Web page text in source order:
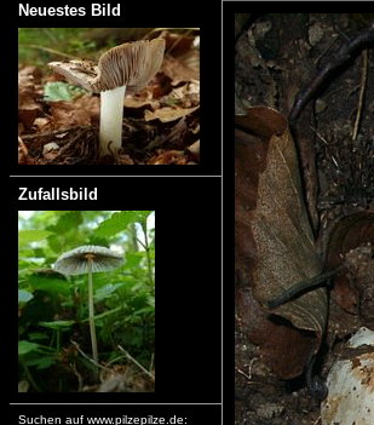
Neuestes Bild
Zufallsbild
Suchen auf www.pilzepilze.de: